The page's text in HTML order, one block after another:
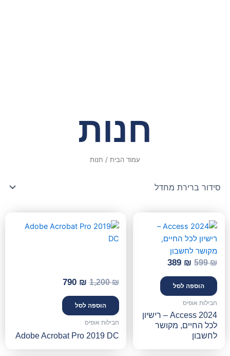
חנות
עמוד הבית / חנות
599₪
המקורי
היה:
599 ₪.
389 ₪
הנוכחי
הוא:
הוספה לסל
חבילות אופיס
Access 2024 – רישיון
לכל החיים, מקושר
לחשבון
1,200₪
המקורי
790 ₪
הנוכחי
הוספה לסל
חבילות אופיס
Adobe Acrobat Pro 2019 DC